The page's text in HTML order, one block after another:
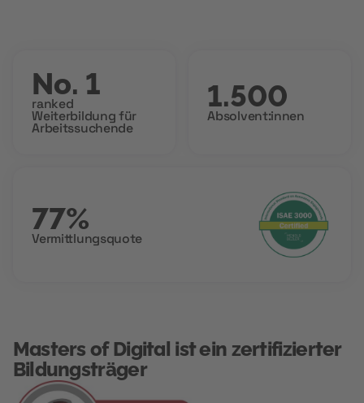
No. 1
ranked
Weiterbildung für
Arbeitssuchende
1.500
Absolvent:innen
77%
Vermittlungsquote
Masters of Digital ist ein zertifizierter
Bildungsträger